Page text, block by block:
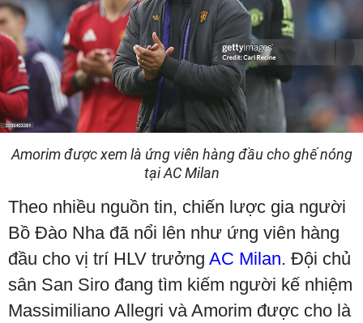
Amorim được xem là ứng viên hàng đầu cho ghế nóng
tại AC Milan
Theo nhiều nguồn tin, chiến lược gia người
Bồ Đào Nha đã nổi lên như ứng viên hàng
đầu cho vị trí HLV trưởng AC Milan. Đội chủ
sân San Siro đang tìm kiếm người kế nhiệm
Massimiliano Allegri và Amorim được cho là